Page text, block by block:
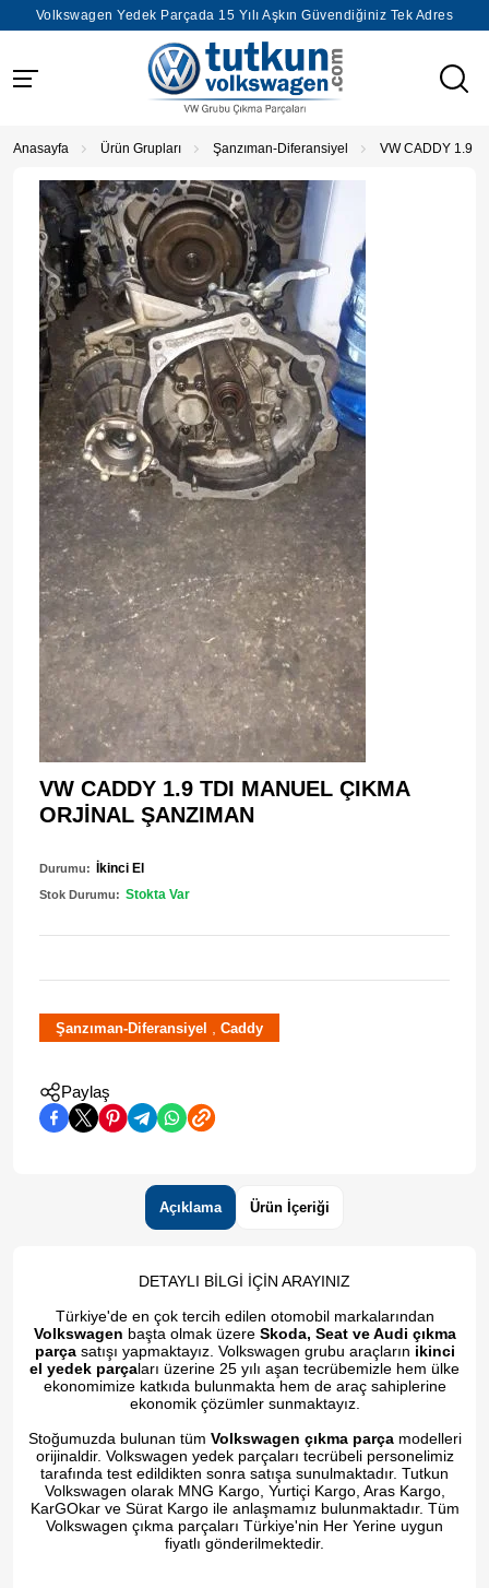
Volkswagen Yedek Parçada 15 Yılı Aşkın Güvendiğiniz Tek Adres
Anasayfa Ürün Grupları Şanzıman-Diferansiyel VW CADDY 1.9
VW CADDY 1.9 TDI MANUEL ÇIKMA
ORJİNAL ŞANZIMAN
Durumu: İkinci El
Stok Durumu: Stokta Var
Şanzıman-Diferansiyel , Caddy
Paylaş
Açıklama Ürün İçeriği
DETAYLI BİLGİ İÇİN ARAYINIZ
Türkiye'de en çok tercih edilen otomobil markalarından
Volkswagen başta olmak üzere Skoda, Seat ve Audi çıkma
parçasatışı yapmaktayız. Volkswagen grubu araçların ikinci
el yedek parçaları üzerine 25 yılı aşan tecrübemizle hem ülke
ekonomimize katkıda bulunmakta hem de araç sahiplerine
ekonomik çözümler sunmaktayız.
Stoğumuzda bulunan tüm Volkswagen çıkma parçamodelleri
orijinaldir. Volkswagen yedek parçaları tecrübeli personelimiz
tarafında test edildikten sonra satışa sunulmaktadır. Tutkun
Volkswagen olarak MNG Kargo, Yurtiçi Kargo, Aras Kargo,
KarGOkar ve Sürat Kargo ile anlaşmamız bulunmaktadır. Tüm
Volkswagen çıkma parçaları Türkiye'nin Her Yerine uygun
fiyatlı gönderilmektedir.